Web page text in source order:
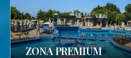
ZONA PREMIUM